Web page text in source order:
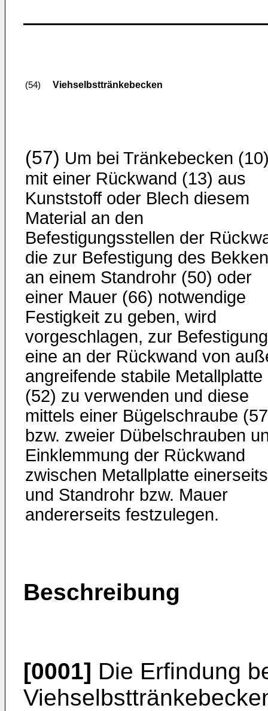
(54) Viehselbsttränkebecken
(57) Um bei Tränkebecken
mit einer Rückwand (13) aus
Kunststoff oder Blech diesem
Material an den
Befestigungsstellen der
die zur Befestigung des
an einem Standrohr (50) oder
einer Mauer (66) notwendige
Festigkeit zu geben, wird
vorgeschlagen, zur Befestigung
eine an der Rückwand von
angreifende stabile Metallplatte
(52) zu verwenden und diese
mittels einer Bügelschraube
bzw. zweier Dübelschrauben
Einklemmung der Rückwand
zwischen Metallplatte einerseits
und Standrohr bzw. Mauer
andererseits festzulegen.
Beschreibung
[0001] Die Erfindung